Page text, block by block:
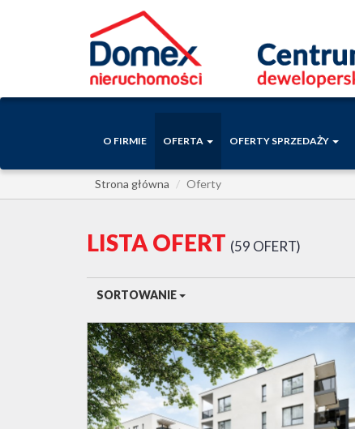
O FIRMIE OFERTA OFERTY SPRZEDAŻY
Strona główna Oferty
LISTA OFERT 59 OFERT
SORTOWANIE